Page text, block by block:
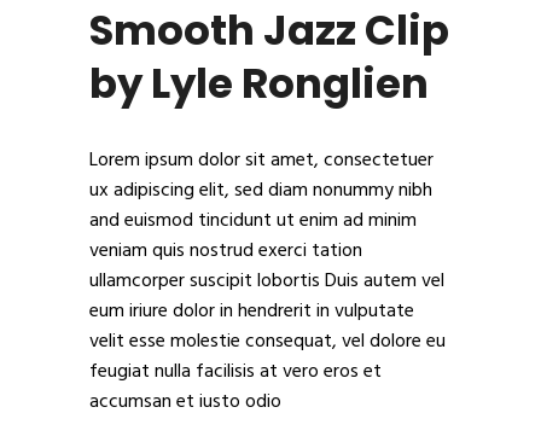
Smooth Jazz Clip
by Lyle Ronglien
Lorem ipsum dolor sit amet, consectetuer
ux adipiscing elit, sed diam nonummy nibh
and euismod tincidunt ut enim ad minim
veniam quis nostrud exerci tation
ullamcorper suscipit lobortis Duis autem vel
eum iriure dolor in hendrerit in vulputate
velit esse molestie consequat, vel dolore eu
feugiat nulla facilisis at vero eros et
accumsan et iusto odio